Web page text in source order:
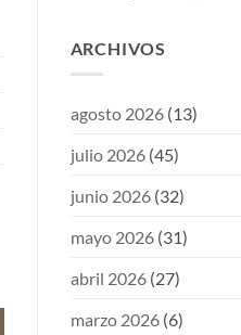
ARCHIVOS
agosto 2026(13)
julio 2026(45)
junio 2026(32)
mayo 2026(31)
abril 2026(27)
marzo 2026(6)